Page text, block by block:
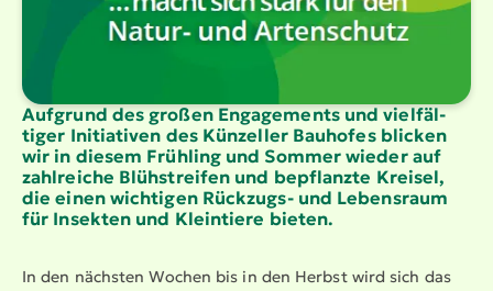
Aufgrund des großen Engagements und vielfäl­
tiger Initiativen des Künzeller Bauhofes blicken
wir in diesem Frühling und Sommer wieder auf
zahlreiche Blühstreifen und bepflanzte Kreisel,
die einen wichtigen Rückzugs- und Lebensraum
für Insekten und Kleintiere bieten.
In den nächsten Wochen bis in den Herbst wird sich das